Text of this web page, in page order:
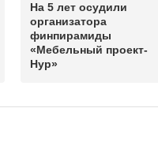
На 5 лет осудили
организатора
финпирамиды
«Мебельный проект-
Нур»